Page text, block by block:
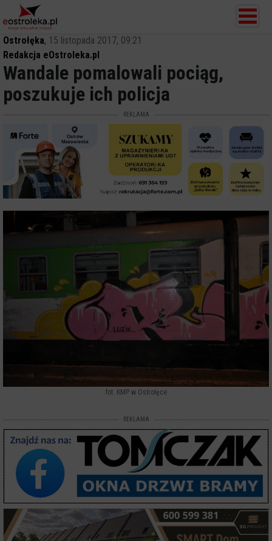
Ostrołęka, 15 listopada 2017, 09:21
Redakcja eOstroleka.pl
Wandale pomalowali pociąg,
poszukuje ich policja
REKLAMA
fot. KMP w Ostrołęce
REKLAMA